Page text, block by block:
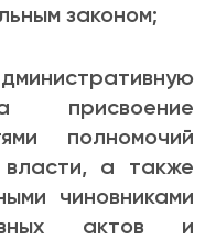
законом;
присвоение
полномочий
а также
чиновниками
актов и